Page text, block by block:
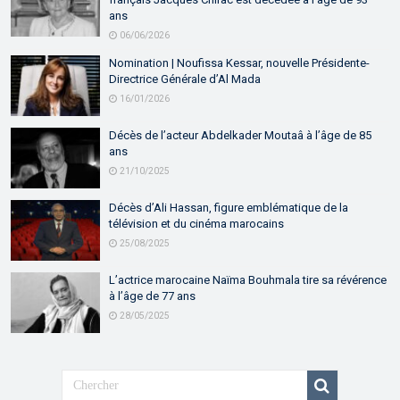
ans
06/06/2026
Nomination | Noufissa Kessar, nouvelle Présidente-
Directrice Générale d’Al Mada
16/01/2026
Décès de l’acteur Abdelkader Moutaâ à l’âge de 85
ans
21/10/2025
Décès d’Ali Hassan, figure emblématique de la
télévision et du cinéma marocains
25/08/2025
L’actrice marocaine Naïma Bouhmala tire sa révérence
à l’âge de 77 ans
28/05/2025